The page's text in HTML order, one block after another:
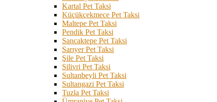
Kartal Pet Taksi
Küçükçekmece Pet Taksi
Maltepe Pet Taksi
Pendik Pet Taksi
Sancaktepe Pet Taksi
Sarıyer Pet Taksi
Şile Pet Taksi
Silivri Pet Taksi
Sultanbeyli Pet Taksi
Sultangazi Pet Taksi
Tuzla Pet Taksi